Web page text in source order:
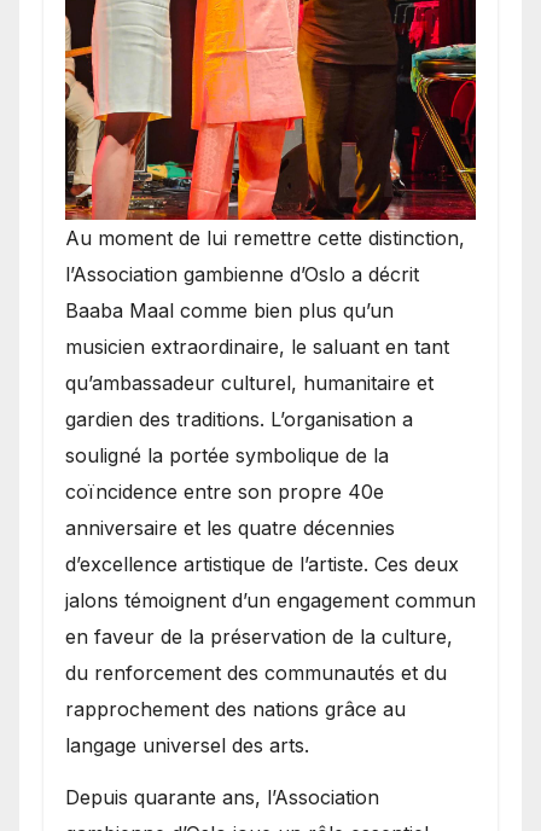
​Au moment de lui remettre cette distinction,
l’Association gambienne d’Oslo a décrit
Baaba Maal comme bien plus qu’un
musicien extraordinaire, le saluant en tant
qu’ambassadeur culturel, humanitaire et
gardien des traditions. L’organisation a
souligné la portée symbolique de la
coïncidence entre son propre 40e
anniversaire et les quatre décennies
d’excellence artistique de l’artiste. Ces deux
jalons témoignent d’un engagement commun
en faveur de la préservation de la culture,
du renforcement des communautés et du
rapprochement des nations grâce au
langage universel des arts.
​Depuis quarante ans, l’Association